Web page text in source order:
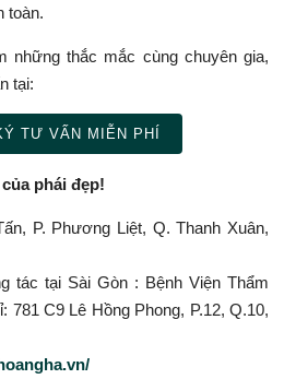
toàn.
những thắc mắc cùng chuyên gia,
tại:
TƯ VẤN MIỄN PHÍ
phái đẹp!
P. Phương Liệt, Q. Thanh Xuân,
tác tại Sài Gòn : Bệnh Viện Thẩm
781 C9 Lê Hồng Phong, P.12, Q.10,